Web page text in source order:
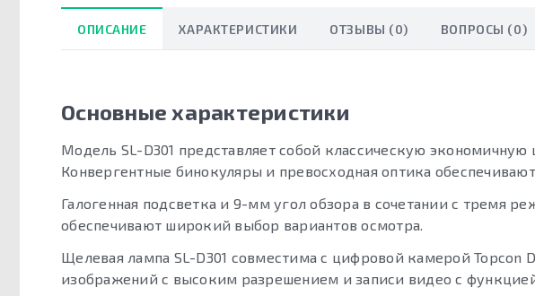
ОПИСАНИЕ ХАРАКТЕРИСТИКИ ОТЗЫВЫ (0) ВОПРОСЫ (0)
Основные характеристики
Модель SL-D301 представляет собой классическую
Конвергентные бинокуляры и превосходная оптика
Галогенная подсветка и 9-мм угол обзора в сочетании с тремя
обеспечивают широкий выбор вариантов осмотра.
Щелевая лампа SL-D301 совместима с цифровой камерой Topcon
изображений с высоким разрешением и записи видео с